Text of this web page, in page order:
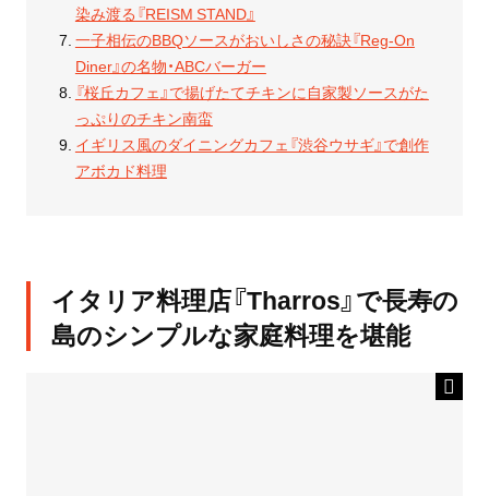
染み渡る『REISM STAND』
一子相伝のBBQソースがおいしさの秘訣『Reg-On
Diner』の名物・ABCバーガー
『桜丘カフェ』で揚げたてチキンに自家製ソースがた
っぷりのチキン南蛮
イギリス風のダイニングカフェ『渋谷ウサギ』で創作
アボカド料理
イタリア料理店『Tharros』で長寿の
島のシンプルな家庭料理を堪能